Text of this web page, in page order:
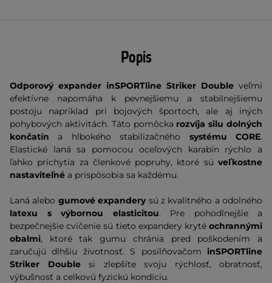
Popis
Odporový expander inSPORTline Striker Double veľmi
efektívne napomáha k pevnejšiemu a stabilnejšiemu
postoju napríklad pri bojových športoch, ale aj iných
pohybových aktivitách. Táto pomôcka rozvíja silu dolných
končatín a hlbokého stabilizačného systému CORE.
Elastické laná sa pomocou oceľových karabín rýchlo a
ľahko prichytia za členkové popruhy, ktoré sú veľkostne
nastaviteľné a prispôsobia sa každému.
Laná alebo gumové expanderysú z kvalitného a odolného
latexu s výbornou elasticitou. Pre pohodlnejšie a
bezpečnejšie cvičenie sú tieto expandery kryté ochrannými
obalmi, ktoré tak gumu chránia pred poškodením a
zaručujú dlhšiu životnosť. S posilňovačom inSPORTline
Striker Doublesi zlepšíte svoju rýchlosť, obratnosť,
výbušnosť a celkovú fyzickú kondíciu.